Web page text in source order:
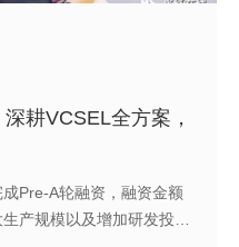
耕VCSEL全方案，
Pre-A轮融资，融资金额
产规模以及增加研发投